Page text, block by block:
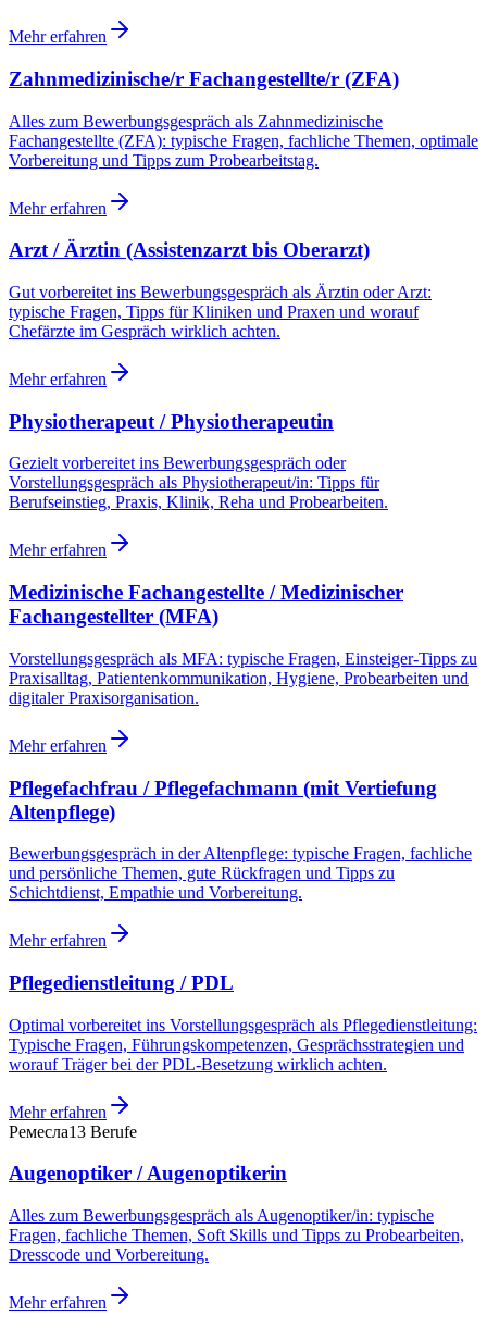
Mehr erfahren
Zahnmedizinische/r Fachangestellte/r (ZFA)
Alles zum Bewerbungsgespräch als Zahnmedizinische
Fachangestellte (ZFA): typische Fragen, fachliche Themen, optimale
Vorbereitung und Tipps zum Probearbeitstag.
Mehr erfahren
Arzt / Ärztin (Assistenzarzt bis Oberarzt)
Gut vorbereitet ins Bewerbungsgespräch als Ärztin oder Arzt:
typische Fragen, Tipps für Kliniken und Praxen und worauf
Chefärzte im Gespräch wirklich achten.
Mehr erfahren
Physiotherapeut / Physiotherapeutin
Gezielt vorbereitet ins Bewerbungsgespräch oder
Vorstellungsgespräch als Physiotherapeut/in: Tipps für
Berufseinstieg, Praxis, Klinik, Reha und Probearbeiten.
Mehr erfahren
Medizinische Fachangestellte / Medizinischer
Fachangestellter (MFA)
Vorstellungsgespräch als MFA: typische Fragen, Einsteiger-Tipps zu
Praxisalltag, Patientenkommunikation, Hygiene, Probearbeiten und
digitaler Praxisorganisation.
Mehr erfahren
Pflegefachfrau / Pflegefachmann (mit Vertiefung
Altenpflege)
Bewerbungsgespräch in der Altenpflege: typische Fragen, fachliche
und persönliche Themen, gute Rückfragen und Tipps zu
Schichtdienst, Empathie und Vorbereitung.
Mehr erfahren
Pflegedienstleitung / PDL
Optimal vorbereitet ins Vorstellungsgespräch als Pflegedienstleitung:
Typische Fragen, Führungskompetenzen, Gesprächsstrategien und
worauf Träger bei der PDL-Besetzung wirklich achten.
Mehr erfahren
Ремесла13 Berufe
Augenoptiker / Augenoptikerin
Alles zum Bewerbungsgespräch als Augenoptiker/in: typische
Fragen, fachliche Themen, Soft Skills und Tipps zu Probearbeiten,
Dresscode und Vorbereitung.
Mehr erfahren